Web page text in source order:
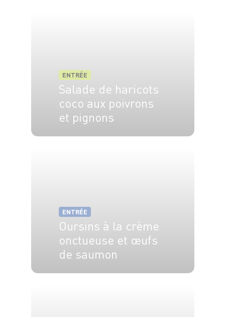
ENTRÉE
Salade de haricots
coco aux poivrons
et pignons
ENTRÉE
Oursins à la crème
onctueuse et œufs
de saumon